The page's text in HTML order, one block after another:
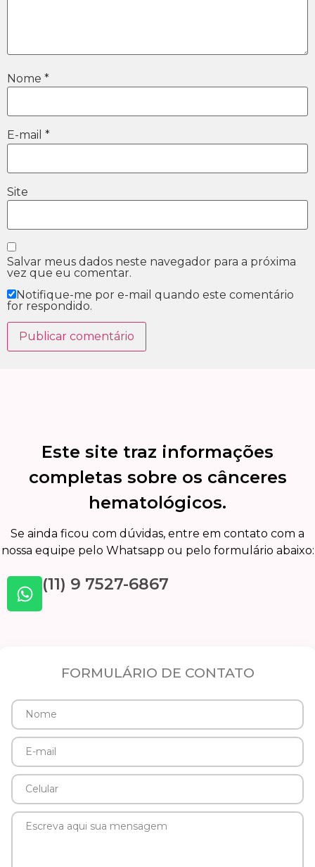
Nome *
E-mail *
Site
Salvar meus dados neste navegador para a próxima
vez que eu comentar.
Notifique-me por e-mail quando este comentário
for respondido.
Este site traz informações
completas sobre os cânceres
hematológicos.
Se ainda ficou com dúvidas, entre em contato com a
nossa equipe pelo Whatsapp ou pelo formulário abaixo:
(11) 9 7527-6867
FORMULÁRIO DE CONTATO
Nome
mail
Celular